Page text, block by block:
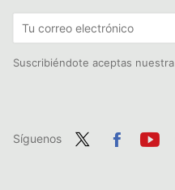
Suscribiéndote aceptas nuestra
Síguenos